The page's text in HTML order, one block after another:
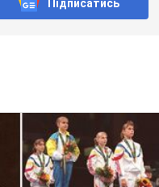
Як склалася
тому виграла
шматок килимового